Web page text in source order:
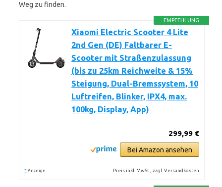
Weg zu finden.
EMPFEHLUNG
Xiaomi Electric Scooter 4 Lite
2nd Gen (DE) Faltbarer E-
Scooter mit Straßenzulassung
(bis zu 25km Reichweite & 15%
Steigung, Dual-Bremssystem, 10
Luftreifen, Blinker, IPX4, max.
100kg, Display, App)
299,99 €
Bei Amazon ansehen
* Anzeige Preis inkl. MwSt., zzgl. Versandkosten